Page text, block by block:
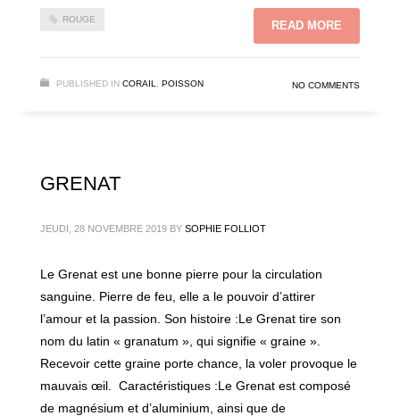
ROUGE READ MORE
PUBLISHED IN CORAIL POISSON NO COMMENTS
GRENAT
JEUDI, 28 NOVEMBRE 2019 BY SOPHIE FOLLIOT
Le Grenat est une bonne pierre pour la circulation
sanguine. Pierre de feu, elle a le pouvoir d’attirer
l’amour et la passion. Son histoire :Le Grenat tire son
nom du latin « granatum », qui signifie « graine ».
Recevoir cette graine porte chance, la voler provoque le
mauvais œil. Caractéristiques :Le Grenat est composé
de magnésium et d’aluminium, ainsi que de